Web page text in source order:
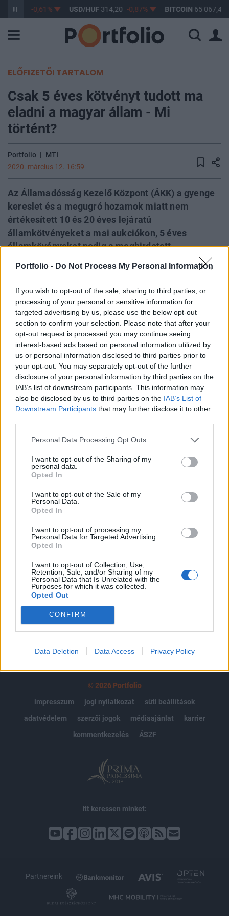
Portfolio - Do Not Process My Personal Information
If you wish to opt-out of the sale, sharing to third parties, or
processing of your personal or sensitive information for
targeted advertising by us, please use the below opt-out
section to confirm your selection. Please note that after your
opt-out request is processed you may continue seeing
interest-based ads based on personal information utilized by
us or personal information disclosed to third parties prior to
your opt-out. You may separately opt-out of the further
disclosure of your personal information by third parties on the
IAB’s list of downstream participants. This information may
also be disclosed by us to third parties on the IAB’s List of
Downstream Participants that may further disclose it to other
Personal Data Processing Opt Outs
I want to opt-out of the Sharing of my
personal data.
Opted In
I want to opt-out of the Sale of my
Personal Data.
Opted In
I want to opt-out of processing my
Personal Data for Targeted Advertising.
Opted In
I want to opt-out of Collection, Use,
Retention, Sale, and/or Sharing of my
Personal Data that Is Unrelated with the
Purposes for which it was collected.
Opted Out
CONFIRM
Data Deletion Data Access Privacy Policy
363,17 -0,61% USD/HUF314,20 -0,87% BITCOIN 65 067,47
ELŐFIZETŐI TARTALOM
Csak 5 éves kötvényt tudott ma
eladni a magyar állam - Mi
történt?
Portfolio | MTI
2020. március 12. 16:59
Az Államadósság Kezelő Központ (ÁKK) a gyenge
kereslet és a megugró hozamok miatt nem
értékesített 10 és 20 éves lejáratú
államkötvényeket a mai aukciókon, 5 éves
államkövényeket pedig a meghirdetett
összegben, 17 milliárd forintért adott el. Ezzel
párhuzamosan az ÁKK bejelentette, hogy a jövő
hétre meghirdetett kötvénycsere aukcióit lefújja a
piaci volatilitásra hivatkozva.
Mi történt ma? Az ÁKK 20 milliárd forintért tervezett eladni
5 éves államkötvényt, 20 milliárd forintért 10 éves és 20
milliárd forintért 20 éves lejáratú államkötvényt. Az 5 éves
kötvények aukcióján az elsődleges forgalmazók 17,97
milliárd forint ajánlatából 17 milliárd forintot fogadott el az
ÁKK, az előző aukción kialakultnál 16 bázisponttal
alacsonyabb...
KEDVES OLVASÓNK!
A keresett cikk a portfolio.hu hírarchívumához
tartozik, melynek olvasása előfizetéses
Az előfizetés a következőket tartalmazza:
Portfolio.hu teljes cikkarchívum
Kötéslisták: BÉT elmúlt 2 év napon belüli
kötéslistái
Előfizetés
MÁR ELŐFIZETŐNK VAGY?BEJELENTKEZÉS
© 2026 Portfolio
impresszum
jogi nyilatkozat
süti beállítások
adatvédelem
szerzői jogok médiaajánlat
karrier
kommentkezelés
ÁSZF
Itt keressen minket:
Partnereink